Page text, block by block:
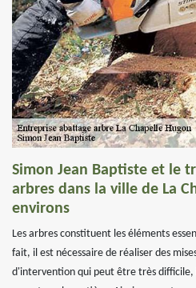
Simon Jean Baptiste et le
arbres dans la ville de La
environs
Les arbres constituent les éléments
fait, il est nécessaire de réaliser des
d'intervention qui peut être très difficile,